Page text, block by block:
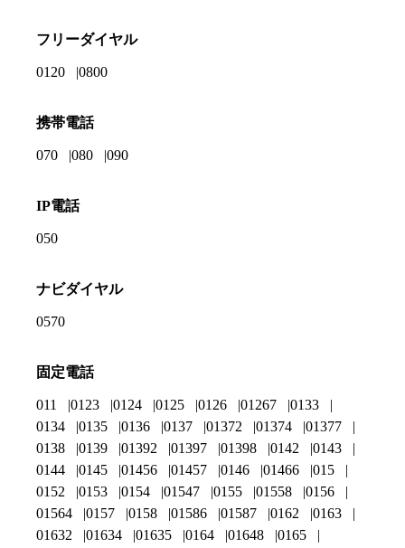
フリーダイヤル
0120 0800
携帯電話
070 080 090
IP電話
050
ナビダイヤル
0570
固定電話
011 0123 0124 0125 0126 01267
0133
0134
0135 0136 0137 01372 01374
01377
0138
0139 01392 01397 01398 0142
0143
0144
0145 01456 01457 0146 01466
015
0152
0153 0154 01547 0155 01558
0156
01564
0157 0158 01586 01587 0162
0163
01632
01634 01635 0164 01648
0165